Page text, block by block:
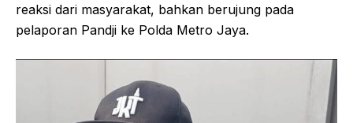
reaksi dari masyarakat, bahkan berujung pada
pelaporan Pandji ke Polda Metro Jaya.